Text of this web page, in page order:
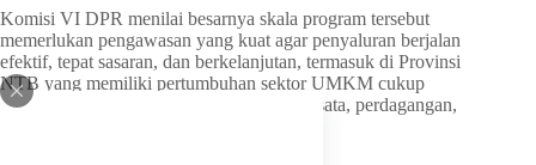
Komisi VI DPR menilai besarnya skala program tersebut
memerlukan pengawasan yang kuat agar penyaluran berjalan
efektif, tepat sasaran, dan berkelanjutan, termasuk di Provinsi
NTB yang memiliki pertumbuhan sektor UMKM cukup
tinggi seiring perkembangan sektor pariwisata, perdagangan,